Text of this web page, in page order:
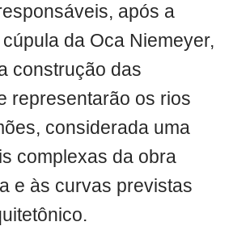
após a
da Oca Niemeyer,
construção das
representarão os rios
considerada uma
complexas da obra
e às curvas previstas